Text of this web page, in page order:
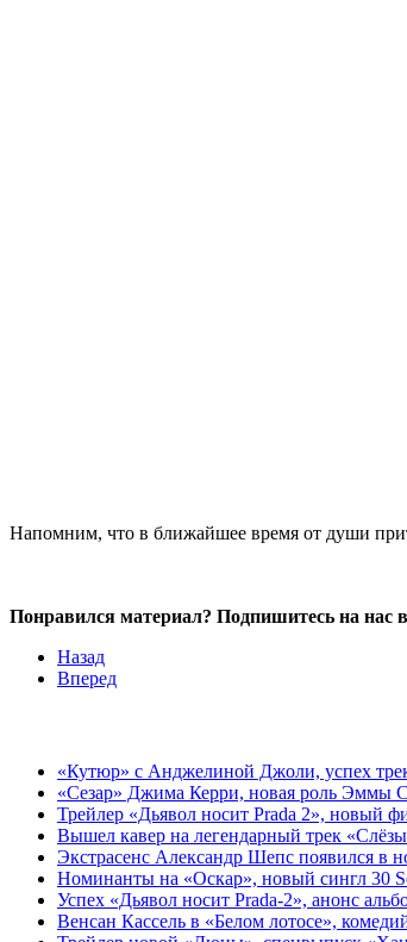
Напомним, что в ближайшее время от души
Понравился материал? Подпишитесь на нас в
Назад
Вперед
«Кутюр» с Анджелиной Джоли, успех
«Сезар» Джима Керри, новая роль Эммы
Трейлер «Дьявол носит Prada 2», новый
Вышел кавер на легендарный трек
Экстрасенс Александр Шепс появился в
Номинанты на «Оскар», новый сингл 30
Успех «Дьявол носит Prada-2», анонс
Венсан Кассель в «Белом лотосе»,